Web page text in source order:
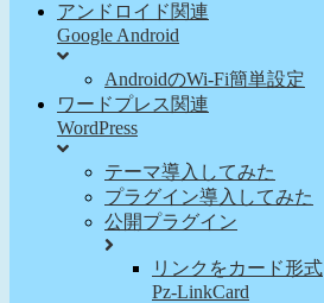
アンドロイド関連
Google Android
AndroidのWi-Fi簡単設定
ワードプレス関連
WordPress
テーマ導入してみた
プラグイン導入してみた
公開プラグイン
リンクをカード形式
Pz-LinkCard